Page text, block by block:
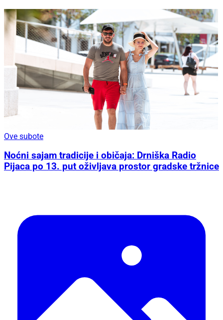
Ove subote
Noćni sajam tradicije i običaja: Drniška Radio
Pijaca po 13. put oživljava prostor gradske tržnice